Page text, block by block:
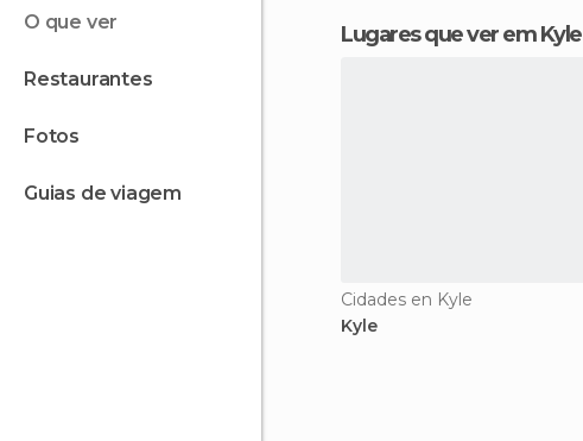
o que ver
restaurantes
fotos
guias de viagem
Lugares que ver em Kyle
Cidades en Kyle
Kyle